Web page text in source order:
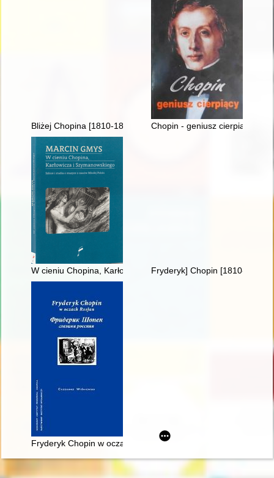
Bliżej Chopina [1810-1849] Chopin - geniusz cierpiący
W cieniu Chopina, Karłowicza i Szymanowskiego : szkice i
Fryderyk] Chopin [1810-1849]
Fryderyk Chopin w oczach Rosjan. Antologia. Friderik źopen